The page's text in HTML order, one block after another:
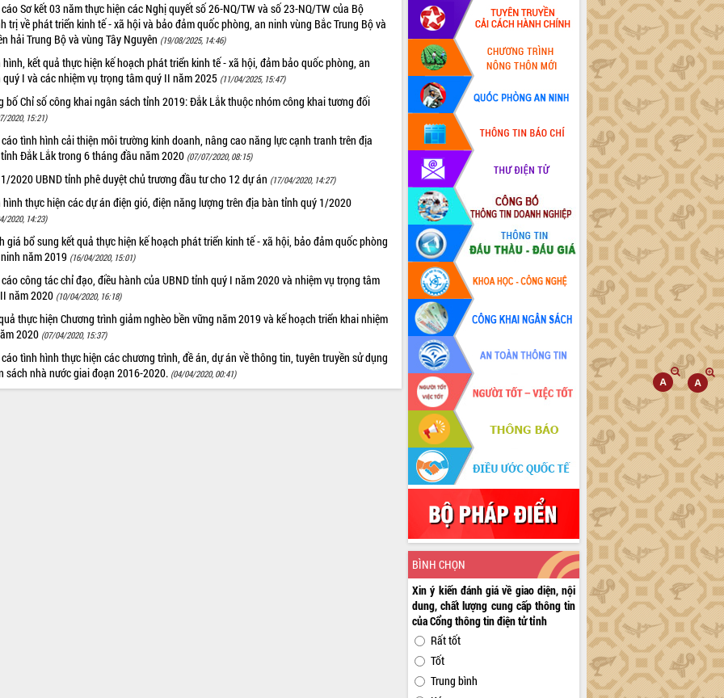
Sơ kết 03 năm thực hiện các Nghị quyết số 26-NQ/TW và số 23-NQ/TW của Bộ
trị về phát triển kinh tế - xã hội và bảo đảm quốc phòng, an ninh vùng Bắc Trung Bộ và
hải Trung Bộ và vùng Tây Nguyên (19/08/2025, 14:46)
hình, kết quả thực hiện kế hoạch phát triển kinh tế - xã hội, đảm bảo quốc phòng, an
quý I và các nhiệm vụ trọng tâm quý II năm 2025 (11/04/2025, 15:47)
bố Chỉ số công khai ngân sách tỉnh 2019: Đắk Lắk thuộc nhóm công khai tương đối
2020, 15:21)
tình hình cải thiện môi trường kinh doanh, nâng cao năng lực cạnh tranh trên địa
Đắk Lắk trong 6 tháng đầu năm 2020 (07/07/2020, 08:15)
2020 UBND tỉnh phê duyệt chủ trương đầu tư cho 12 dự án (17/04/2020, 14:27)
hình thực hiện các dự án điện gió, điện năng lượng trên địa bàn tỉnh quý 1/2020
2020, 14:23)
giá bổ sung kết quả thực hiện kế hoạch phát triển kinh tế - xã hội, bảo đảm quốc phòng
năm 2019 (16/04/2020, 15:01)
công tác chỉ đạo, điều hành của UBND tỉnh quý I năm 2020 và nhiệm vụ trọng tâm
năm 2020 (10/04/2020, 16:18)
thực hiện Chương trình giảm nghèo bền vững năm 2019 và kế hoạch triển khai nhiệm
2020 (07/04/2020, 15:37)
tình hình thực hiện các chương trình, đề án, dự án về thông tin, tuyên truyền sử dụng
sách nhà nước giai đoạn 2016-2020. (04/04/2020, 00:41)
BÌNH CHỌN
Xin ý kiến đánh giá về giao diện, nội
dung, chất lượng cung cấp thông tin
của Cổng thông tin điện tử tỉnh
Rất tốt
Tốt
Trung bình